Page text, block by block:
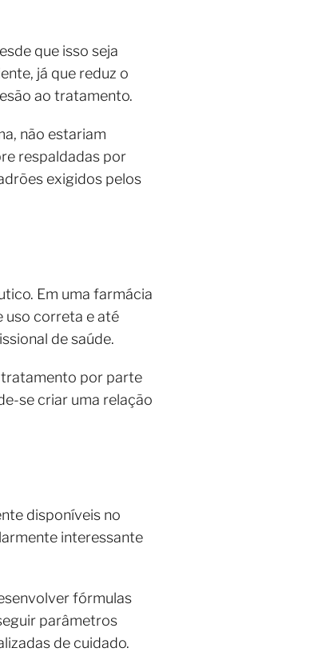
que isso seja
já que reduz o
ao tratamento.
não estariam
respaldadas por
exigidos pelos
Em uma farmácia
uso correta e até
de saúde.
tratamento por parte
se criar uma relação
disponíveis no
interessante
fórmulas
parâmetros
de cuidado.